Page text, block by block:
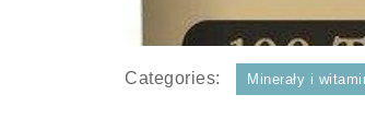
Categories: Minerały i